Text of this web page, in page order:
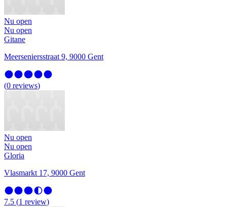
Nu open
Nu open
Gitane
Meerseniersstraat 9, 9000 Gent
(0 reviews)
Nu open
Nu open
Gloria
Vlasmarkt 17, 9000 Gent
7.5 (1 review)